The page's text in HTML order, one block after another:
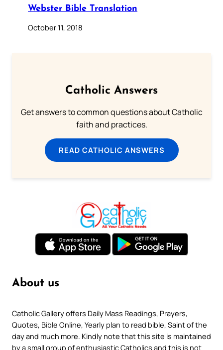
Webster Bible Translation
October 11, 2018
Catholic Answers
Get answers to common questions about Catholic
faith and practices.
READ CATHOLIC ANSWERS
About us
Catholic Gallery offers Daily Mass Readings, Prayers,
Quotes, Bible Online, Yearly plan to read bible, Saint of the
day and much more. Kindly note that this site is maintained
by a small group of enthusiastic Catholics and this is not